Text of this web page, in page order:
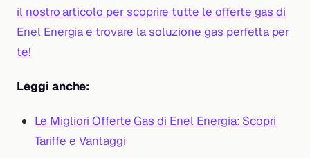
il nostro articolo per scoprire tutte le offerte gas di
Enel Energia e trovare la soluzione gas perfetta per
te!
Leggi anche:
Le Migliori Offerte Gas di Enel Energia: Scopri
Tariffe e Vantaggi